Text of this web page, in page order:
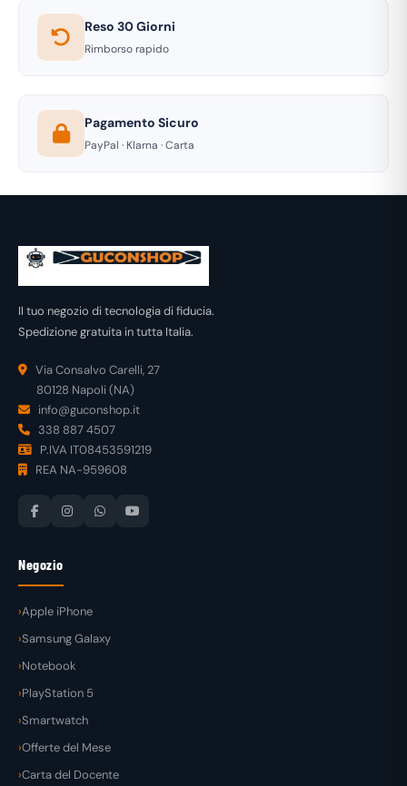
Reso 30 Giorni
Rimborso rapido
Pagamento Sicuro
PayPal · Klarna · Carta
Il tuo negozio di tecnologia di fiducia.
Spedizione gratuita in tutta Italia.
Via Consalvo Carelli, 27
80128 Napoli (NA)
info@guconshop.it
338 887 4507
P.IVA IT08453591219
REA NA-959608
Negozio
Apple iPhone
Samsung Galaxy
Notebook
PlayStation 5
Smartwatch
Offerte del Mese
Carta del Docente